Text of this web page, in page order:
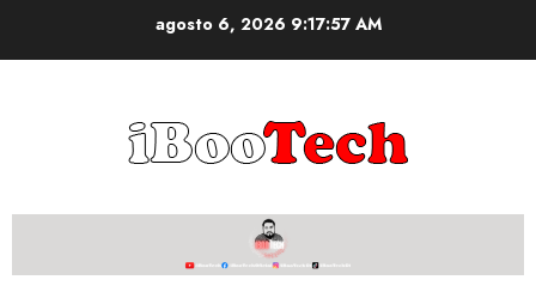
agosto 6, 2026 9:17:58 AM